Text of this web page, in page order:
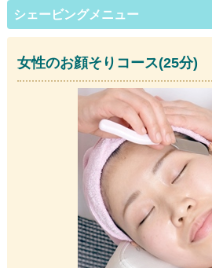
シェービングメニュー
女性のお顔そりコース(25分)